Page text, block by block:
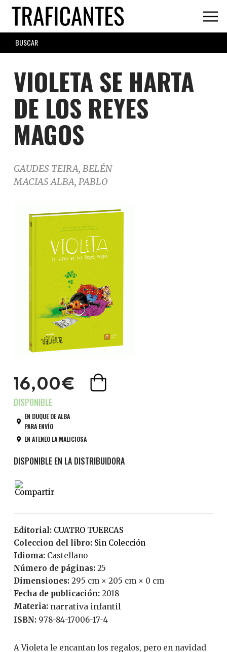
Skip
main
content
SEARCH
FORM
VIOLETA SE HARTA
DE LOS REYES
MAGOS
GAUDES TEIRA, BELÉN
MACIAS ALBA, PABLO
16,00€
EN DUQUE DE ALBA
PARA ENVÍO
EN ATENEO LA MALICIOSA
Editorial:
CUATRO TUERCAS
Coleccion del libro:
Sin Colección
Idioma:
Castellano
Número de páginas:
25
Dimensiones: 295 cm × 205 cm × 0 cm
Fecha de publicación:
2018
Materia: narrativa infantil
ISBN: 978-84-17006-17-4
A Violeta le encantan los regalos, pero en navidad